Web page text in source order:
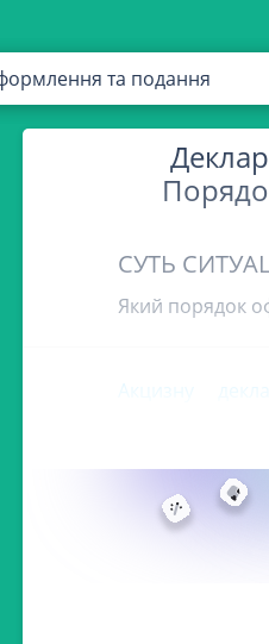
та подання
СУТЬ
Який порядок
Акцизну